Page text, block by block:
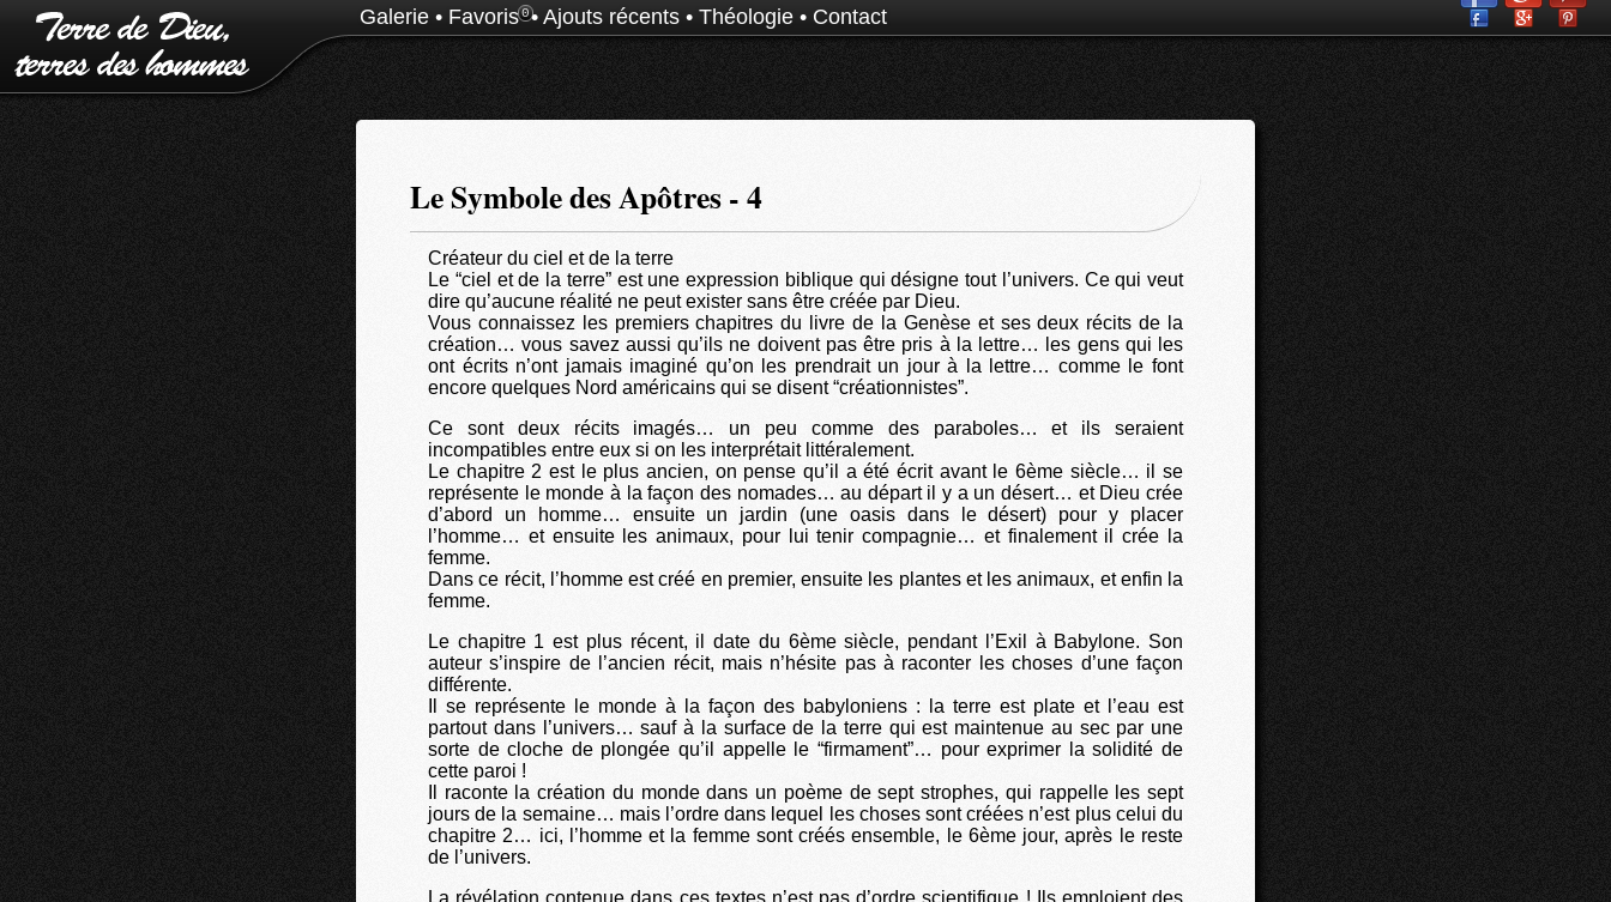
Galerie • Favoris0• Ajouts récents • Théologie • Contact
Le Symbole des Apôtres - 4
Créateur du ciel et de la terre
Le “ciel et de la terre” est une expression biblique qui désigne tout l’univers. Ce qui veut
dire qu’aucune réalité ne peut exister sans être créée par Dieu.
Vous connaissez les premiers chapitres du livre de la Genèse et ses deux récits de la
création… vous savez aussi qu’ils ne doivent pas être pris à la lettre… les gens qui les
ont écrits n’ont jamais imaginé qu’on les prendrait un jour à la lettre… comme le font
encore quelques Nord américains qui se disent “créationnistes”.
Ce sont deux récits imagés… un peu comme des paraboles… et ils seraient
incompatibles entre eux si on les interprétait littéralement.
Le chapitre 2 est le plus ancien, on pense qu’il a été écrit avant le 6ème siècle… il se
représente le monde à la façon des nomades… au départ il y a un désert… et Dieu crée
d’abord un homme… ensuite un jardin (une oasis dans le désert) pour y placer
l’homme… et ensuite les animaux, pour lui tenir compagnie… et finalement il crée la
femme.
Dans ce récit, l’homme est créé en premier, ensuite les plantes et les animaux, et enfin la
femme.
Le chapitre 1 est plus récent, il date du 6ème siècle, pendant l’Exil à Babylone. Son
auteur s’inspire de l’ancien récit, mais n’hésite pas à raconter les choses d’une façon
différente.
Il se représente le monde à la façon des babyloniens : la terre est plate et l’eau est
partout dans l’univers… sauf à la surface de la terre qui est maintenue au sec par une
sorte de cloche de plongée qu’il appelle le “firmament”… pour exprimer la solidité de
cette paroi !
Il raconte la création du monde dans un poème de sept strophes, qui rappelle les sept
jours de la semaine… mais l’ordre dans lequel les choses sont créées n’est plus celui du
chapitre 2… ici, l’homme et la femme sont créés ensemble, le 6ème jour, après le reste
de l’univers.
La révélation contenue dans ces textes n’est pas d’ordre scientifique ! Ils emploient des